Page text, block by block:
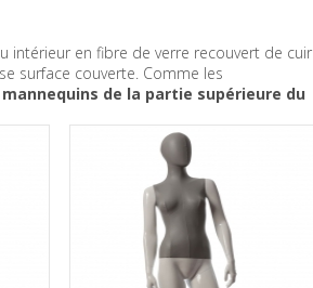
intérieur en fibre de verre recouvert de cuir
surface couverte. Comme les
de la partie supérieure du